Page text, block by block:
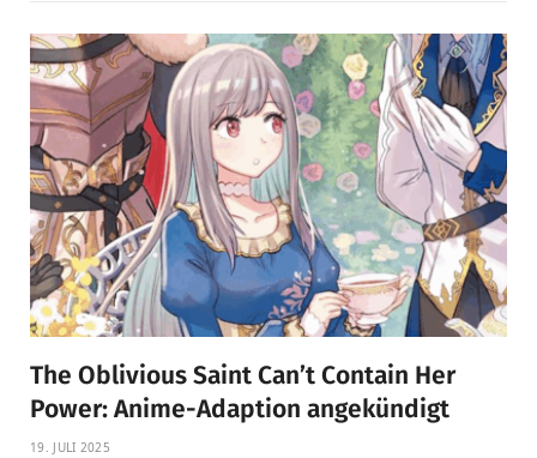
The Oblivious Saint Can’t Contain Her
Power: Anime-Adaption angekündigt
19. JULI 2025